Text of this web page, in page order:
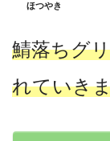
ほつやき
鯖落ちグ
れていき